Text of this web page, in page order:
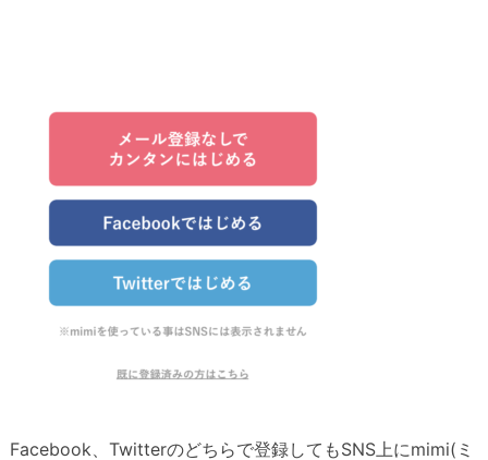
Facebook、Twitterのどちらで登録してもSNS上にmimi(ミ